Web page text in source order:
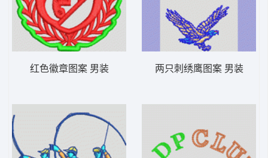
红色徽章图案 男装 两只刺绣鹰图案 男装